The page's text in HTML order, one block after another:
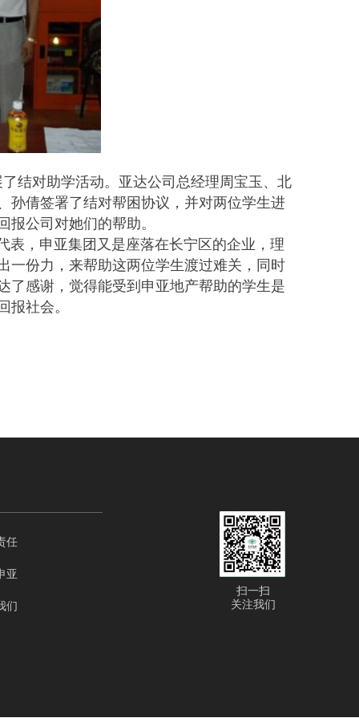
结对助学活动。亚达公司总经理周宝玉、北
孙倩签署了结对帮困协议，并对两位学生进
公司对她们的帮助。
，申亚集团又是座落在长宁区的企业，理
一份力，来帮助这两位学生渡过难关，同时
了感谢，觉得能受到申亚地产帮助的学生是
报社会。
任
亚
们
扫一扫
关注我们